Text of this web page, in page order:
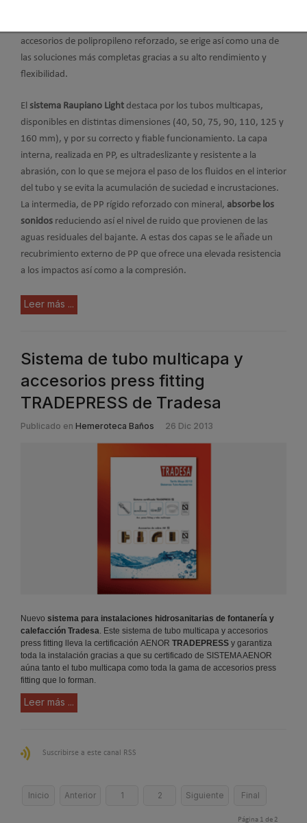
accesorios de polipropileno reforzado, se erige así como una de
las soluciones más completas gracias a su alto rendimiento y
flexibilidad.
El sistema Raupiano Light destaca por los tubos multicapas,
disponibles en distintas dimensiones (40, 50, 75, 90, 110, 125 y
160 mm), y por su correcto y fiable funcionamiento. La capa
interna, realizada en PP, es ultradeslizante y resistente a la
abrasión, con lo que se mejora el paso de los fluidos en el interior
del tubo y se evita la acumulación de suciedad e incrustaciones.
La intermedia, de PP rígido reforzado con mineral, absorbe los
sonidos reduciendo así el nivel de ruido que provienen de las
aguas residuales del bajante. A estas dos capas se le añade un
recubrimiento externo de PP que ofrece una elevada resistencia
a los impactos así como a la compresión.
Leer más ...
Sistema de tubo multicapa y
accesorios press fitting
TRADEPRESS de Tradesa
Publicado en Hemeroteca Baños 26 Dic 2013
Nuevo sistema para instalaciones hidrosanitarias de fontanería y
calefacción Tradesa. Este sistema de tubo multicapa y accesorios
press fitting lleva la certificación AENOR TRADEPRESS y garantiza
toda la instalación gracias a que su certificado de SISTEMA AENOR
aúna tanto el tubo multicapa como toda la gama de accesorios press
fitting que lo forman.
Leer más ...
Suscribirse a este canal RSS
Inicio Anterior 1 2 Siguiente Final
Página 1 de 2